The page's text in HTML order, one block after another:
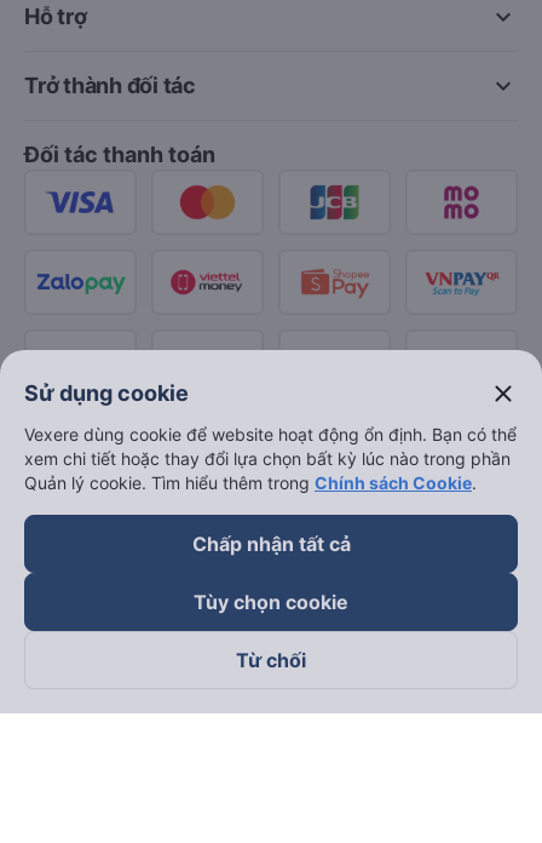
keyboard_arrow_down
Hỗ trợ
keyboard_arrow_down
Trở thành đối tác
Đối tác thanh toán
Theo dõi chúng tôi trên
Sử dụng cookie close
Vexere dùng cookie để website hoạt động ổn định. Bạn có thể
xem chi tiết hoặc thay đổi lựa chọn bất kỳ lúc nào trong phần
Quản lý cookie. Tìm hiểu thêm trong Chính sách Cookie.
Chấp nhận tất cả
Tùy chọn cookie
Từ chối